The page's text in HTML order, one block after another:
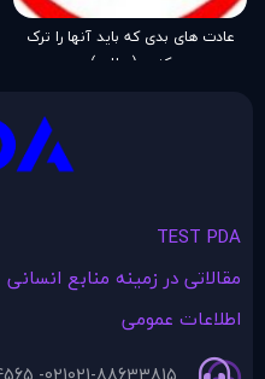
عادت های بدی که بايد آنها را ترک
کنيد (مطلب)
TEST PDA
مقالاتی در زمينه منابع انسانی
اطلاعات عمومی